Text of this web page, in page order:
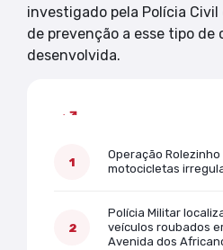
investigado pela Polícia
de prevenção a esse tipo de
desenvolvida.
Operação
motocicletas
Polícia Militar
veículos roubados
Avenida dos